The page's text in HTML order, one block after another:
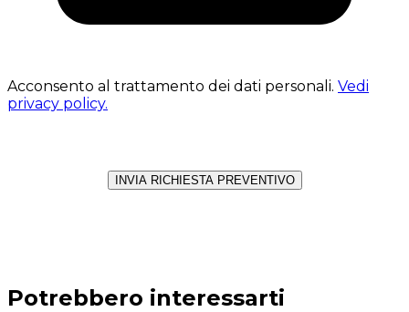
Acconsento al trattamento dei dati personali. Vedi
privacy policy.
INVIA RICHIESTA PREVENTIVO
Potrebbero interessarti